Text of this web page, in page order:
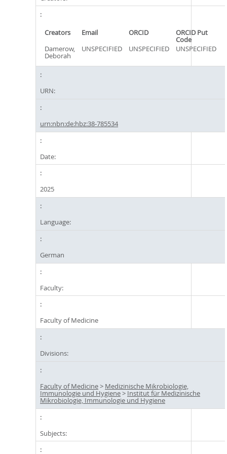
Creators Email ORCID ORCID Put
Code
Damerow,
Deborah
UNSPECIFIED UNSPECIFIED UNSPECIFIED
URN:
urn:nbn:de:hbz:38-785534
Date:
2025
Language:
German
Faculty:
Faculty of Medicine
Divisions:
Faculty of Medicine> Medizinische Mikrobiologie,
Immunologie und Hygiene> Institut für Medizinische
Mikrobiologie, Immunologie und Hygiene
Subjects: